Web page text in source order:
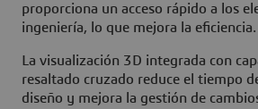
proporciona un acceso rápido a los
ingeniería, lo que mejora la eficiencia.
La visualización 3D integrada con
resaltado cruzado reduce el tiempo
diseño y mejora la gestión de